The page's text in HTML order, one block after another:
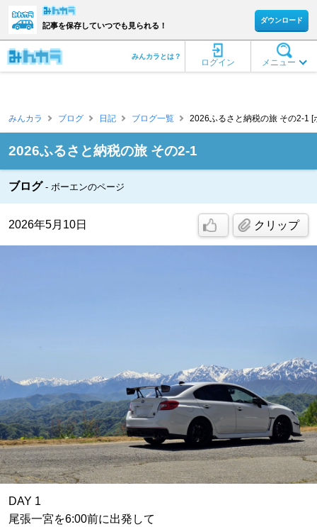
記事を保存していつでも見られる！
ダウンロード
メニュー
ログイン
みんカラとは？
みんカラ ブログ 日記 ブログ一覧 2026ふるさと納税の旅 その2-1 [
2026ふるさと納税の旅 その2-1
ブログ ボーエンのページ
2026年5月10日 クリップ
DAY 1
尾張一宮を6:00前に出発して